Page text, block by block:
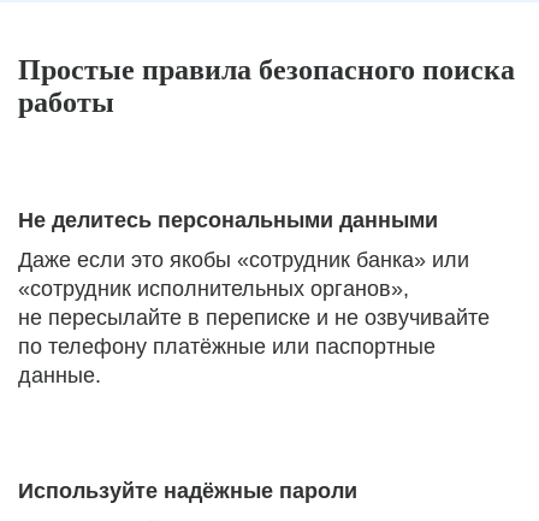
Простые правила безопасного поиска
работы
Не делитесь персональными данными
Даже если это якобы «сотрудник банка» или
«сотрудник исполнительных органов»,
не пересылайте в переписке и не озвучивайте
по телефону платёжные или паспортные
данные.
Используйте надёжные пароли